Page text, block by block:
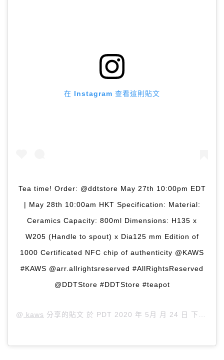
在 Instagram 查看這則貼文
Tea time! Order: @ddtstore May 27th 10:00pm EDT
| May 28th 10:00am HKT Specification: Material:
Ceramics Capacity: 800ml Dimensions: H135 x
W205 (Handle to spout) x Dia125 mm Edition of
1000 Certificated NFC chip of authenticity @KAWS
#KAWS @arr.allrightsreserved #AllRightsReserved
@DDTStore #DDTStore #teapot
@ kaws 分享的貼文 於 PDT 2020 年 5月 月 24 日 下午 6:55